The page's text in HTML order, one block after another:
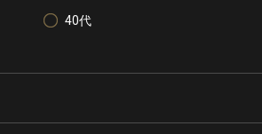
40代